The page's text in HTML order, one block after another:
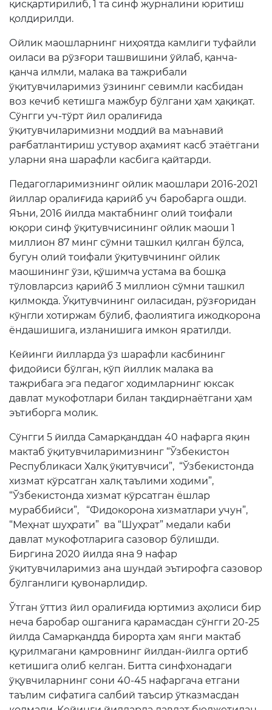
Аккредитация
Корупцияга қарши кураш
Murojaatlar
Эълонлар
Янгиликлар
Очиқ бюджет
ОЧИҚ МАЪЛУМОТЛАР
(ПФ-6247)
Очиқ маълумотлар
тўплами
Хужжатлар
қисқартирилиб, 1 та синф журналини юритиш
қолдирилди.
Ойлик маошларнинг ниҳоятда камлиги туфайли
оиласи ва рўзғори ташвишини ўйлаб, қанча-
қанча илмли, малака ва тажрибали
ўқитувчиларимиз ўзининг севимли касбидан
воз кечиб кетишга мажбур бўлгани ҳам ҳақиқат.
Сўнгги уч-тўрт йил оралиғида
ўқитувчиларимизни моддий ва маънавий
рағбатлантириш устувор аҳамият касб этаётгани
уларни яна шарафли касбига қайтарди.
Педагогларимизнинг ойлик маошлари 2016-2021
йиллар оралиғида қарийб уч баробарга ошди.
Яъни, 2016 йилда мактабнинг олий тоифали
юқори синф ўқитувчисининг ойлик маоши 1
миллион 87 минг сўмни ташкил қилган бўлса,
бугун олий тоифали ўқитувчининг ойлик
маошининг ўзи, қўшимча устама ва бошқа
тўловларсиз қарийб 3 миллион сўмни ташкил
қилмоқда. Ўқитувчининг оиласидан, рўзғоридан
кўнгли хотиржам бўлиб, фаолиятига ижодкорона
ёндашишига, изланишига имкон яратилди.
Кейинги йилларда ўз шарафли касбининг
фидойиси бўлган, кўп йиллик малака ва
тажрибага эга педагог ходимларнинг юксак
давлат мукофотлари билан тақдирнаётгани ҳам
эътиборга молик.
Сўнгги 5 йилда Самарқанддан 40 нафарга яқин
мактаб ўқитувчиларимизнинг “Ўзбекистон
Республикаси Халқ ўқитувчиси”, “Ўзбекистонда
хизмат кўрсатган халқ таълими ходими”,
“Ўзбекистонда хизмат кўрсатган ёшлар
мураббийси”, “Фидокорона хизматлари учун”,
“Меҳнат шуҳрати” ва “Шуҳрат” медали каби
давлат мукофотларига сазовор бўлишди.
Биргина 2020 йилда яна 9 нафар
ўқитувчиларимиз ана шундай эътирофга сазовор
бўлганлиги қувонарлидир.
Ўтган ўттиз йил оралиғида юртимиз аҳолиси бир
неча баробар ошганига қарамасдан сўнгги 20-25
йилда Самарқандда бирорта ҳам янги мактаб
қурилмагани қамровнинг йилдан-йилга ортиб
кетишига олиб келган. Битта синфхонадаги
ўқувчиларнинг сони 40-45 нафаргача етгани
таълим сифатига салбий таъсир ўтказмасдан